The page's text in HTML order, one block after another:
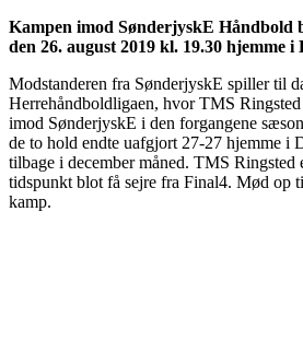
Kampen imod SønderjyskE Håndbold
den 26. august 2019 kl. 19.30 hjemme
Modstanderen fra SønderjyskE spiller til
Herrehåndboldligaen, hvor TMS
imod SønderjyskE i den forgangene
de to hold endte uafgjort 27-27 hjemme i
tilbage i december måned. TMS Ringsted
tidspunkt blot få sejre fra Final4. Mød op
kamp.